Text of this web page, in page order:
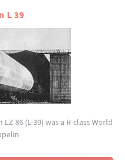
L 39
86 (L-39) was a R-class World